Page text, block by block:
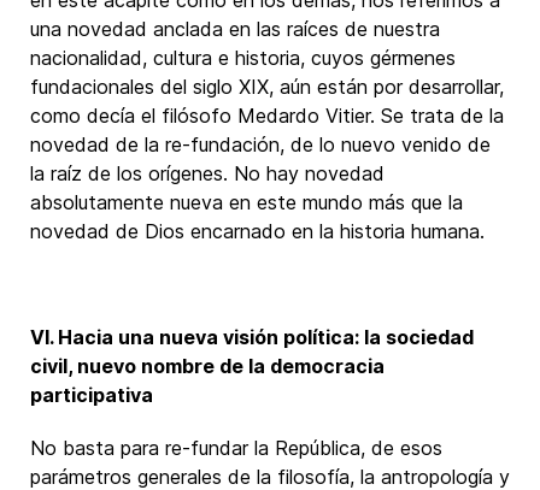
una novedad anclada en las raíces de nuestra
nacionalidad, cultura e historia, cuyos gérmenes
fundacionales del siglo XIX, aún están por desarrollar,
como decía el filósofo Medardo Vitier. Se trata de la
novedad de la re-fundación, de lo nuevo venido de
la raíz de los orígenes. No hay novedad
absolutamente nueva en este mundo más que la
novedad de Dios encarnado en la historia humana.
VI. Hacia una nueva visión política: la sociedad
civil, nuevo nombre de la democracia
participativa
No basta para re-fundar la República, de esos
parámetros generales de la filosofía, la antropología y